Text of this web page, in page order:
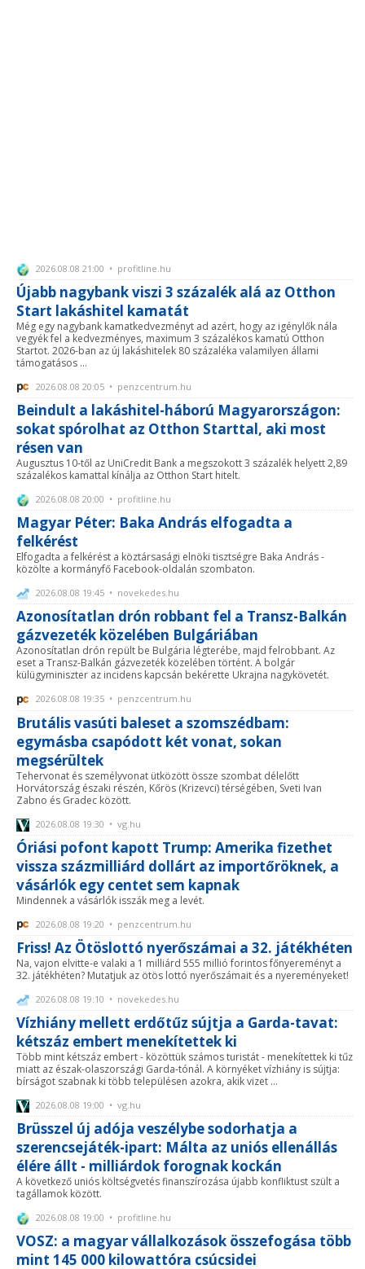
2026.08.08 21:00 • profitline.hu
Újabb nagybank viszi 3 százalék alá az Otthon
Start lakáshitel kamatát
Még egy nagybank kamatkedvezményt ad azért, hogy az igénylők nála
vegyék fel a kedvezményes, maximum 3 százalékos kamatú Otthon
Startot. 2026-ban az új lakáshitelek 80 százaléka valamilyen állami
támogatásos ...
2026.08.08 20:05 • penzcentrum.hu
Beindult a lakáshitel-háború Magyarországon:
sokat spórolhat az Otthon Starttal, aki most
résen van
Augusztus 10-től az UniCredit Bank a megszokott 3 százalék helyett 2,89
százalékos kamattal kínálja az Otthon Start hitelt.
2026.08.08 20:00 • profitline.hu
Magyar Péter: Baka András elfogadta a
felkérést
Elfogadta a felkérést a köztársasági elnöki tisztségre Baka András -
közölte a kormányfő Facebook-oldalán szombaton.
2026.08.08 19:45 • novekedes.hu
Azonosítatlan drón robbant fel a Transz-Balkán
gázvezeték közelében Bulgáriában
Azonosítatlan drón repült be Bulgária légterébe, majd felrobbant. Az
eset a Transz-Balkán gázvezeték közelében történt. A bolgár
külügyminiszter az incidens kapcsán bekérette Ukrajna nagykövetét.
2026.08.08 19:35 • penzcentrum.hu
Brutális vasúti baleset a szomszédbam:
egymásba csapódott két vonat, sokan
megsérültek
Tehervonat és személyvonat ütközött össze szombat délelőtt
Horvátország északi részén, Kőrös (Krizevci) térségében, Sveti Ivan
Zabno és Gradec között.
2026.08.08 19:30 • vg.hu
Óriási pofont kapott Trump: Amerika fizethet
vissza százmilliárd dollárt az importőröknek, a
vásárlók egy centet sem kapnak
Mindennek a vásárlók isszák meg a levét.
2026.08.08 19:20 • penzcentrum.hu
Friss! Az Ötöslottó nyerőszámai a 32. játékhéten
Na, vajon elvitte-e valaki a 1 milliárd 555 millió forintos főnyereményt a
32. játékhéten? Mutatjuk az ötös lottó nyerőszámait és a nyereményeket!
2026.08.08 19:10 • novekedes.hu
Vízhiány mellett erdőtűz sújtja a Garda-tavat:
kétszáz embert menekítettek ki
Több mint kétszáz embert - közöttük számos turistát - menekítettek ki tűz
miatt az észak-olaszországi Garda-tónál. A környéket vízhiány is sújtja:
bírságot szabnak ki több településen azokra, akik vizet ...
2026.08.08 19:00 • vg.hu
Brüsszel új adója veszélybe sodorhatja a
szerencsejáték-ipart: Málta az uniós ellenállás
élére állt - milliárdok forognak kockán
A következő uniós költségvetés finanszírozása újabb konfliktust szült a
tagállamok között.
2026.08.08 19:00 • profitline.hu
VOSZ: a magyar vállalkozások összefogása több
mint 145 000 kilowattóra csúcsidei